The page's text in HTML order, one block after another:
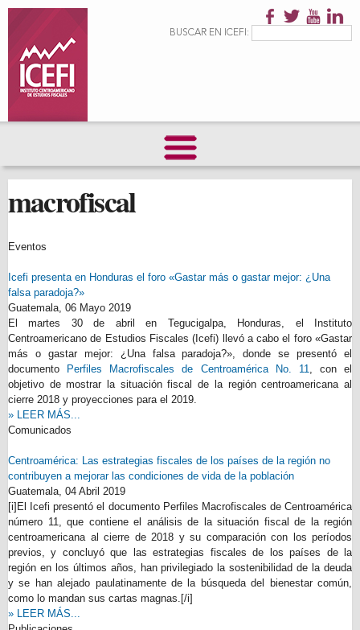
principalFormulario de
BUSCAR EN ICEFI:
macrofiscal
Eventos
Icefi presenta en Honduras el foro «Gastar más o gastar mejor: ¿Una
falsa paradoja?»
Guatemala, 06 Mayo 2019
El martes 30 de abril en Tegucigalpa, Honduras, el Instituto
Centroamericano de Estudios Fiscales (Icefi) llevó a cabo el foro «Gastar
más o gastar mejor: ¿Una falsa paradoja?», donde se presentó el
documento
Perfiles Macrofiscales de Centroamérica No. 11, con el
objetivo de mostrar la situación fiscal de la región centroamericana al
cierre 2018 y proyecciones para el 2019.
» LEER MÁS...
Comunicados
Centroamérica: Las estrategias fiscales de los países de la región no
contribuyen a mejorar las condiciones de vida de la población
Guatemala, 04 Abril 2019
[i]El Icefi presentó el documento Perfiles Macrofiscales de Centroamérica
número 11, que contiene el análisis de la situación fiscal de la región
centroamericana al cierre de 2018 y su comparación con los períodos
previos, y concluyó que las estrategias fiscales de los países de la
región en los últimos años, han privilegiado la sostenibilidad de la deuda
y se han alejado paulatinamente de la búsqueda del bienestar común,
como lo mandan sus cartas magnas.[/i]
» LEER MÁS...